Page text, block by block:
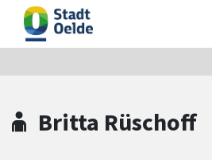
Zum Header
Zum Hauptinhalt
Zum Footer
Zum Hauptinhalt springen
Britta Rüschoff